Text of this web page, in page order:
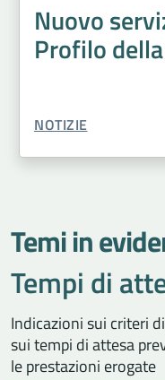
Nuovo
Profilo
TIPO CONTENUTO:
NOTIZIE
Temi in
Tempi di
Indicazioni sui criteri
sui tempi di attesa
le prestazioni erogate